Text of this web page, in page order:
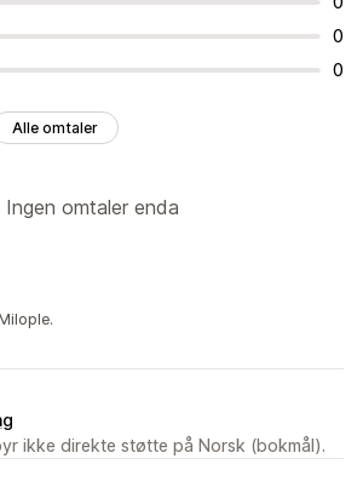
0
0
Alle omtaler
Ingen omtaler enda
ikke direkte støtte på Norsk (bokmål).